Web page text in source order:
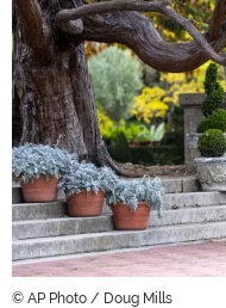
© AP Photo / Doug Mills